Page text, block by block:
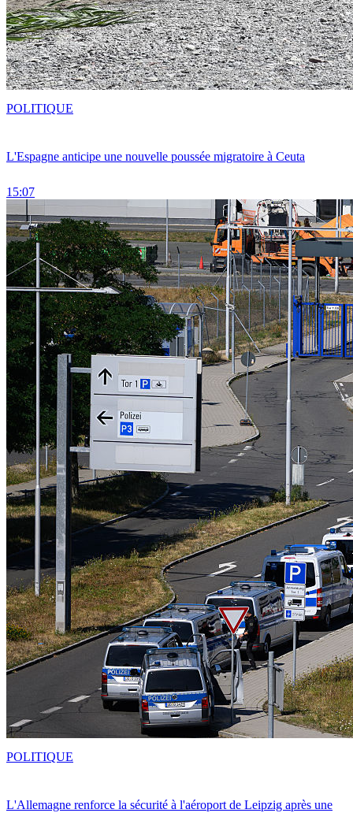
L'Espagne anticipe une nouvelle poussée migratoire à Ceuta
15:07
POLITIQUE
L'Allemagne renforce la sécurité à l'aéroport de Leipzig après une
POLITIQUE